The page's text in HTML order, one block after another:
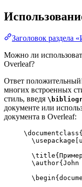
Заголовок раздела
Можно ли
Overleaf?
Ответ
многих встроенных
стиль, введя
документе или
документа в Overleaf:
\documentclass{
\usepackage
\title
\author{John
\begin{